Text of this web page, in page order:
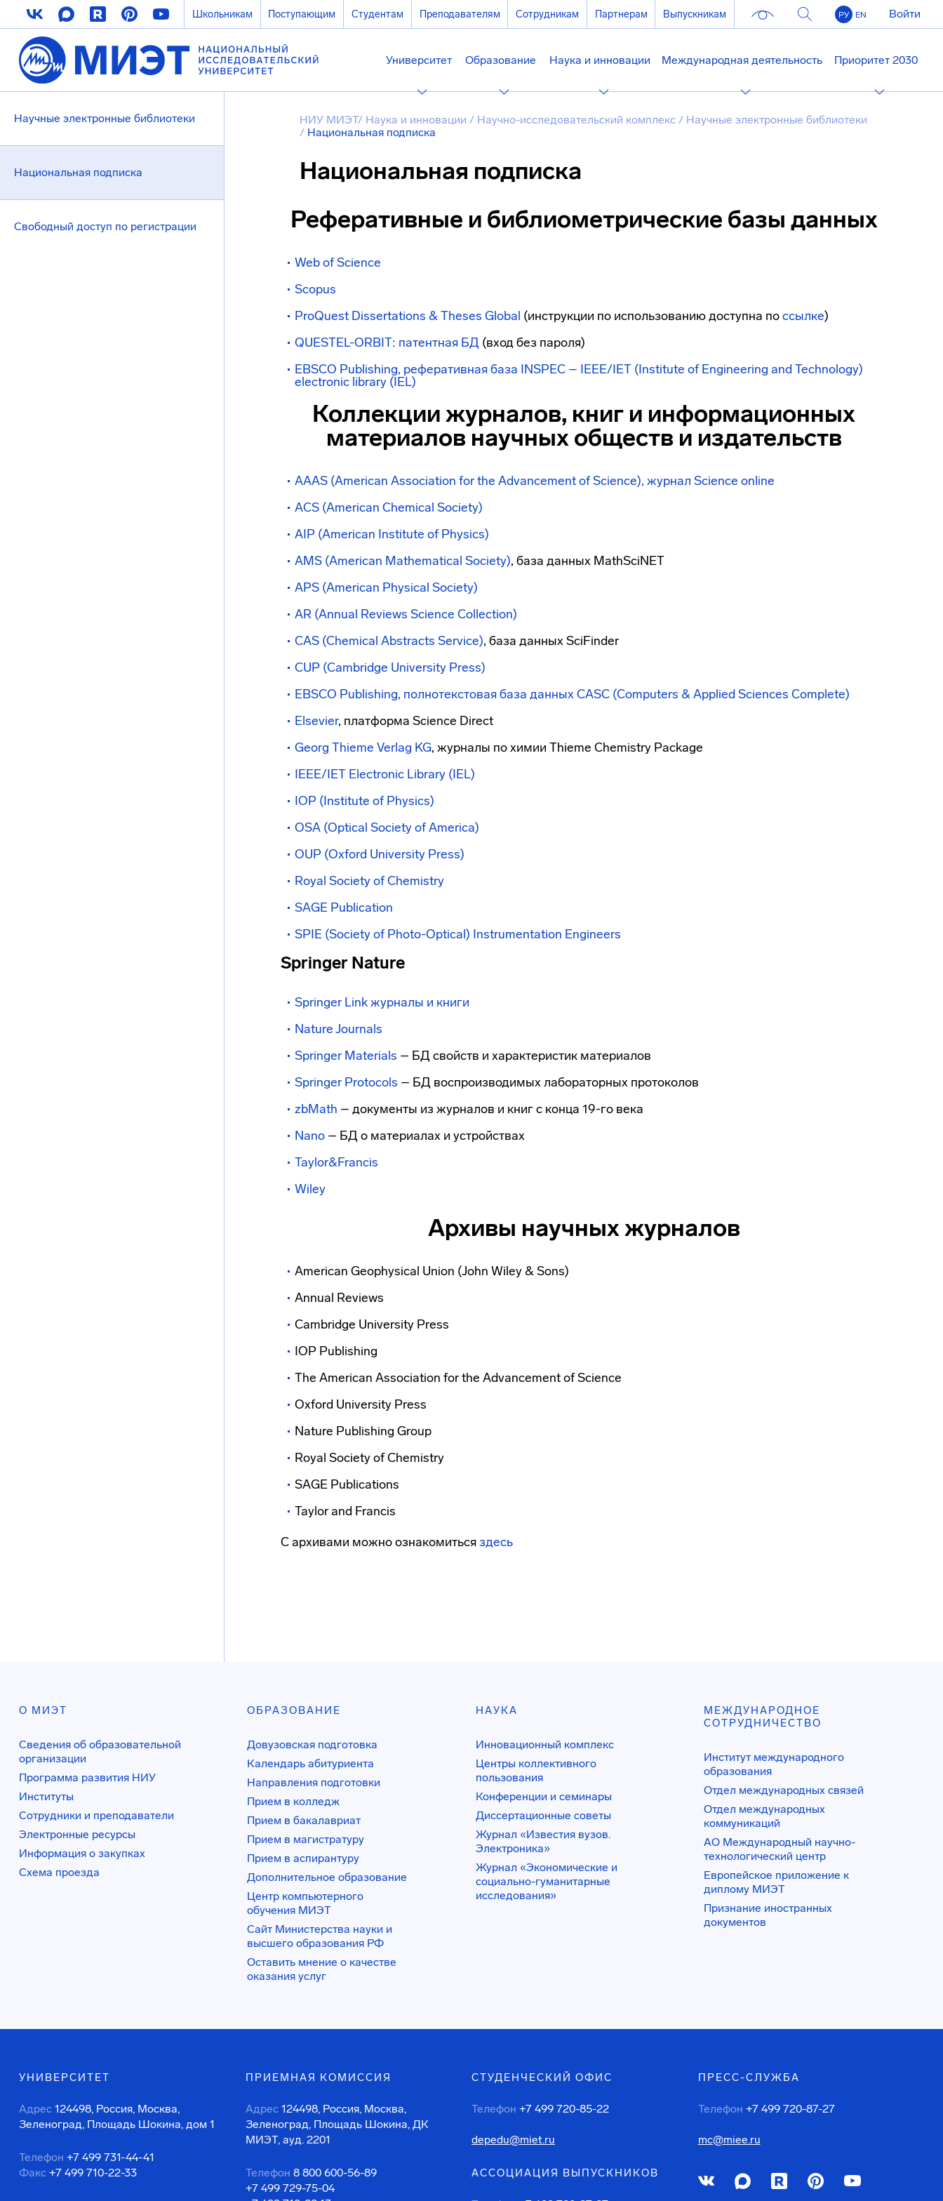
Школьникам Поступающим Студентам Преподавателям Сотрудникам Партнерам Выпускникам РУ EN Войти
Университет Образование Наука и инновации Международная деятельность Приоритет 2030
Научные электронные библиотеки
Национальная подписка
Свободный доступ по регистрации
НИУ МИЭТ/ Наука и инновации / Научно-исследовательский комплекс / Научные электронные библиотеки
/ Национальная подписка
Национальная подписка
Реферативные и библиометрические базы данных
Web of Science
Scopus
ProQuest Dissertations & Theses Global (инструкции по использованию доступна поссылке)
QUESTEL-ORBIT: патентная БД (вход без пароля)
EBSCO Publishing, реферативная база INSPEC – IEEE/IET (Institute of Engineering and Technology)
electronic library (IEL)
Коллекции журналов, книг и информационных
материалов научных обществ и издательств
AAAS (American Association for the Advancement of Science), журнал Science online
ACS (American Chemical Society)
AIP (American Institute of Physics)
AMS (American Mathematical Society), база данных MathSciNET
APS (American Physical Society)
AR (Annual Reviews Science Collection)
CAS (Chemical Abstracts Service), база данных SciFinder
CUP (Cambridge University Press)
EBSCO Publishing, полнотекстовая база данных CASC (Computers & Applied Sciences Complete)
Elsevier, платформа Science Direct
Georg Thieme Verlag KG, журналы по химии Thieme Chemistry Package
IEEE/IET Electronic Library (IEL)
IOP (Institute of Physics)
OSA (Optical Society of America)
OUP (Oxford University Press)
Royal Society of Chemistry
SAGE Publication
SPIE (Society of Photo-Optical) Instrumentation Engineers
Springer Nature
Springer Link журналы и книги
Nature Journals
Springer Materials – БД свойств и характеристик материалов
Springer Protocols – БД воспроизводимых лабораторных протоколов
zbMath – документы из журналов и книг с конца 19-го века
Nano – БД о материалах и устройствах
Taylor&Francis
Wiley
Архивы научных журналов
American Geophysical Union (John Wiley & Sons)
Annual Reviews
Cambridge University Press
IOP Publishing
The American Association for the Advancement of Science
Oxford University Press
Nature Publishing Group
Royal Society of Chemistry
SAGE Publications
Taylor and Francis
С архивами можно ознакомитьсяздесь
О МИЭТ
Сведения об образовательной
организации
Программа развития НИУ
Институты
Сотрудники и преподаватели
Электронные ресурсы
Информация о закупках
Схема проезда
ОБРАЗОВАНИЕ
Довузовская подготовка
Календарь абитуриента
Направления подготовки
Прием в колледж
Прием в бакалавриат
Прием в магистратуру
Прием в аспирантуру
Дополнительное образование
Центр компьютерного
обучения МИЭТ
Сайт Министерства науки и
высшего образования РФ
Оставить мнение о качестве
оказания услуг
НАУКА
Инновационный комплекс
Центры коллективного
пользования
Конференции и семинары
Диссертационные советы
Журнал «Известия вузов.
Электроника»
Журнал «Экономические и
социально-гуманитарные
исследования»
МЕЖДУНАРОДНОЕ
СОТРУДНИЧЕСТВО
Институт международного
образования
Отдел международных связей
Отдел международных
коммуникаций
АО Международный научно-
технологический центр
Европейское приложение к
диплому МИЭТ
Признание иностранных
документов
УНИВЕРСИТЕТ
Адрес 124498, Россия, Москва,
Зеленоград, Площадь Шокина, дом 1
Телефон +7 499 731-44-41
Факс +7 499 710-22-33
ПРИЕМНАЯ КОМИССИЯ
Адрес 124498, Россия, Москва,
Зеленоград, Площадь Шокина, ДК
МИЭТ, ауд. 2201
Телефон 8 800 600-56-89
+7 499 729-75-04
СТУДЕНЧЕСКИЙ ОФИС
Телефон +7 499 720-85-22
depedu@miet.ru
АССОЦИАЦИЯ ВЫПУСКНИКОВ
ПРЕСС-СЛУЖБА
Телефон +7 499 720-87-27
mc@miee.ru